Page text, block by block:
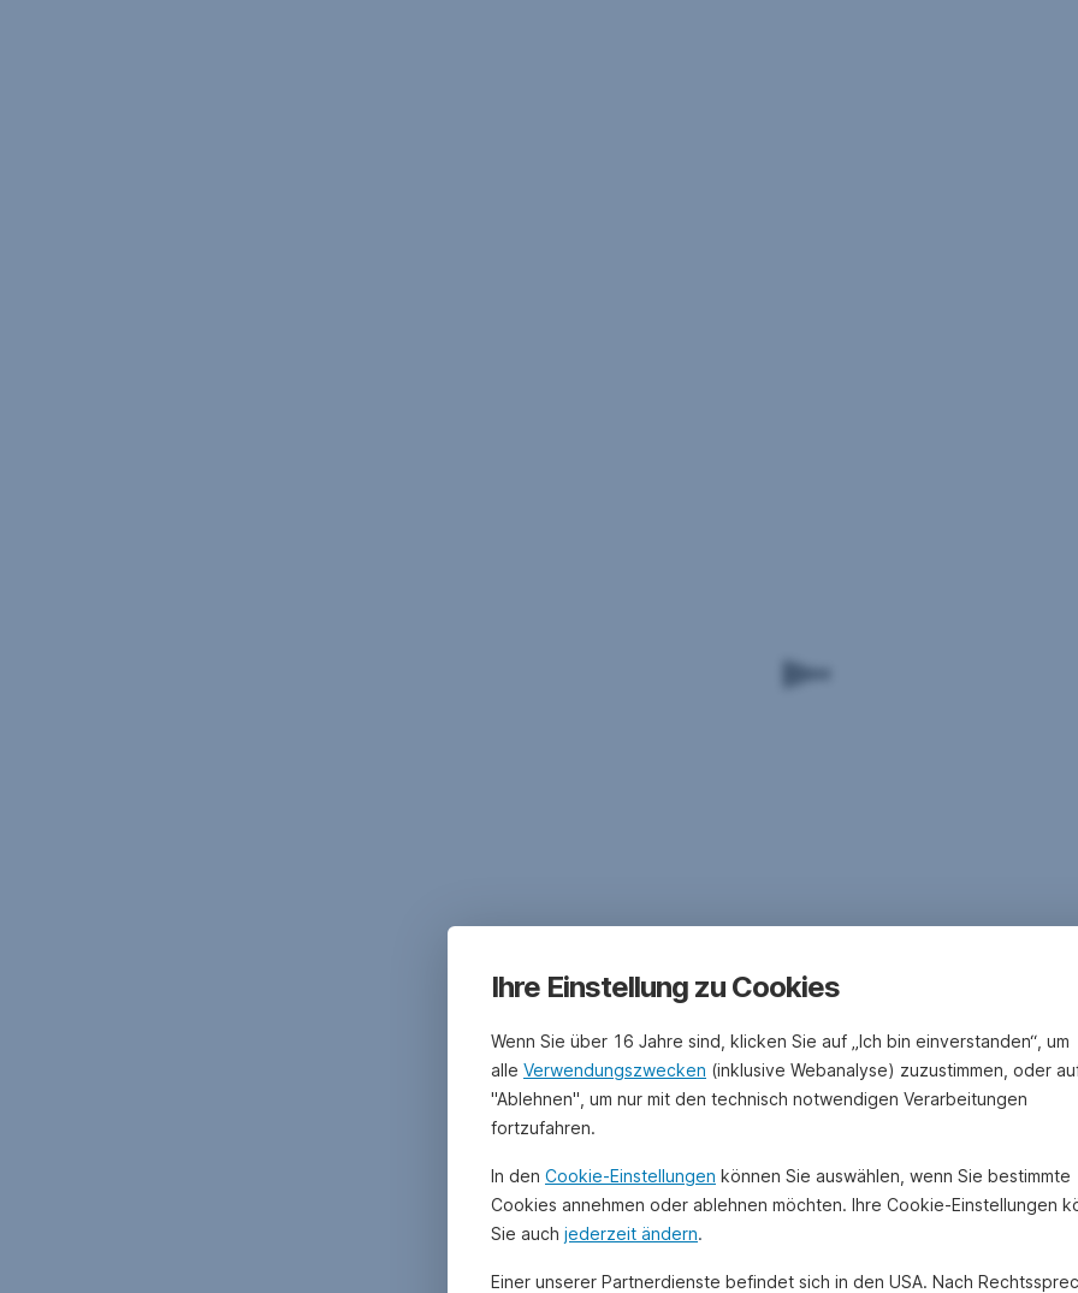
Ihre Einstellung zu Cookies
Wenn Sie über 16 Jahre sind, klicken Sie auf „Ich bin einverstanden“, um
alle Verwendungszwecken (inklusive Webanalyse) zuzustimmen, oder
"Ablehnen", um nur mit den technisch notwendigen Verarbeitungen
fortzufahren.
In den Cookie-Einstellungen können Sie auswählen, wenn Sie bestimmte
Cookies annehmen oder ablehnen möchten. Ihre Cookie-Einstellungen
Sie auch jederzeit ändern.
Einer unserer Partnerdienste befindet sich in den USA. Nach